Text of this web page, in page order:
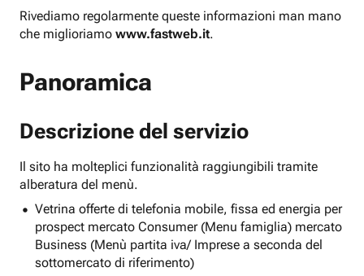
Rivediamo regolarmente queste informazioni man mano
che miglioriamo www.fastweb.it.
Panoramica
Descrizione del servizio
Il sito ha molteplici funzionalità raggiungibili tramite
alberatura del menù.
Vetrina offerte di telefonia mobile, fissa ed energia per
prospect mercato Consumer (Menu famiglia) mercato
Business (Menù partita iva/ Imprese a seconda del
sottomercato di riferimento)